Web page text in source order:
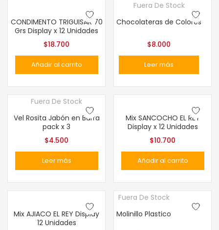
CONDIMENTO TRIGUISAR 70
Grs Display x 12 Unidades
$18.700
Añadir al carrito
Fuera De Stock
Chocolateras de Colores
$8.000
Leer más
Fuera De Stock
Vel Rosita Jabón en Barra
pack x 3
$4.500
Leer más
Mix SANCOCHO EL REY
Display x 12 Unidades
$10.700
Añadir al carrito
Mix AJIACO EL REY Display
12 Unidades
Fuera De Stock
Molinillo Plastico